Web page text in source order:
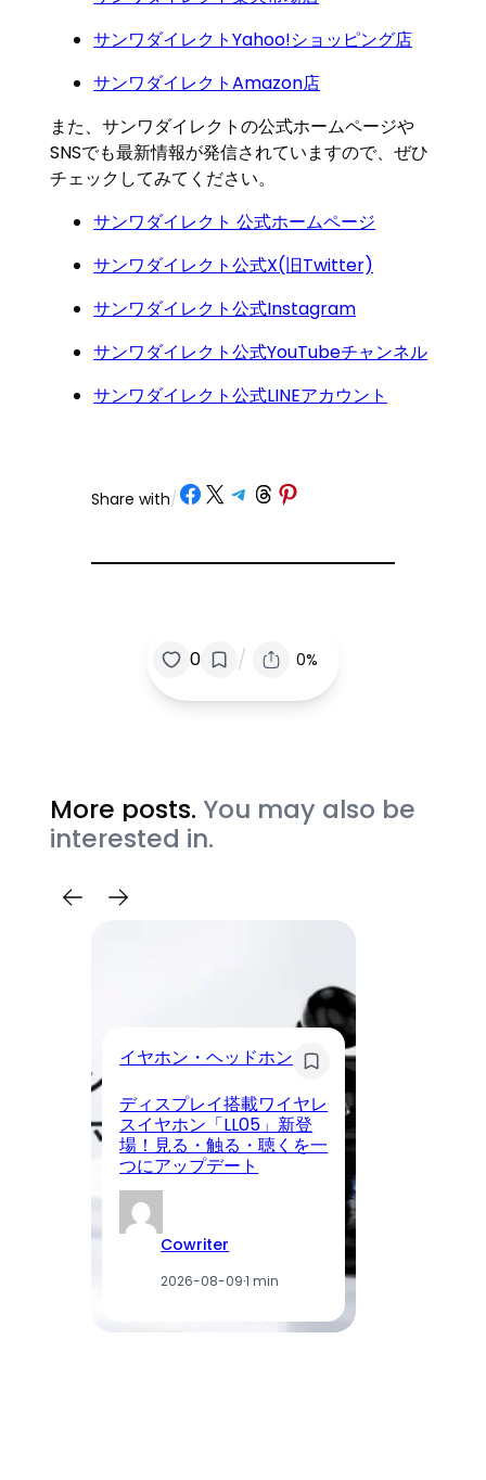
サンワダイレクトYahoo!ショッピング店
サンワダイレクトAmazon店
また、サンワダイレクトの公式ホームページや
SNSでも最新情報が発信されていますので、ぜひ
チェックしてみてください。
サンワダイレクト 公式ホームページ
サンワダイレクト公式X(旧Twitter)
サンワダイレクト公式Instagram
サンワダイレクト公式YouTubeチャンネル
サンワダイレクト公式LINEアカウント
Share with/ Share on Facebook
Share on X Share on Telegram
Share on Threads
Share on Pinterest
0 / 0%
More posts. You may also be
interested in.
イヤホン・ヘッドホン
ディスプレイ搭載ワイヤレ
スイヤホン「LL05」新登
場！見る・触る・聴くを一
つにアップデート
Cowriter
2026-08-09·1 min